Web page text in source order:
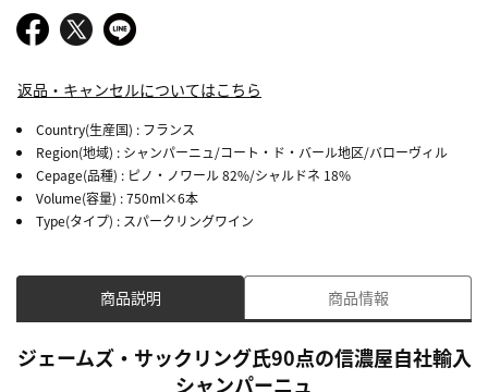
返品・キャンセルについてはこちら
Country(生産国) : フランス
Region(地域) : シャンパーニュ/コート・ド・バール地区/バローヴィル
Cepage(品種) : ピノ・ノワール 82%/シャルドネ 18%
Volume(容量) : 750ml×6本
Type(タイプ) : スパークリングワイン
商品説明 商品情報
ジェームズ・サックリング氏90点の信濃屋自社輸入
シャンパーニュ